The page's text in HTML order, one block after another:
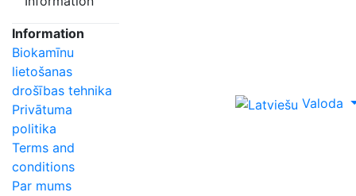
Information
Biokamīnu
lietošanas
drošības tehnika
Privātuma
politika
Terms and
conditions
Par mums
Valoda